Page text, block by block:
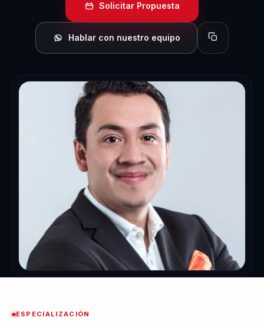
Solicitar Propuesta
Hablar con nuestro equipo Copiar perfil
ESPECIALIZACIÓN